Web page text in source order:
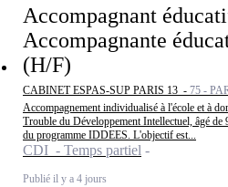
Accompagnant
Accompagnante
(H/F)
CABINET ESPAS-SUP PARIS 13 - 75 -
Accompagnement individualisé à l'école et à
Trouble du Développement Intellectuel, âgé de
du programme IDDEES. L'objectif est...
CDI - Temps partiel
Publié il y a 4 jours